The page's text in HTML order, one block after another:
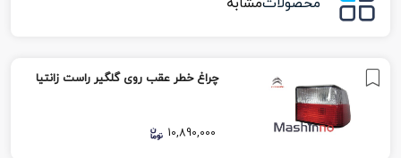
چراغ خطر عقب روی گلگیر راست زانتیا
10,890,000